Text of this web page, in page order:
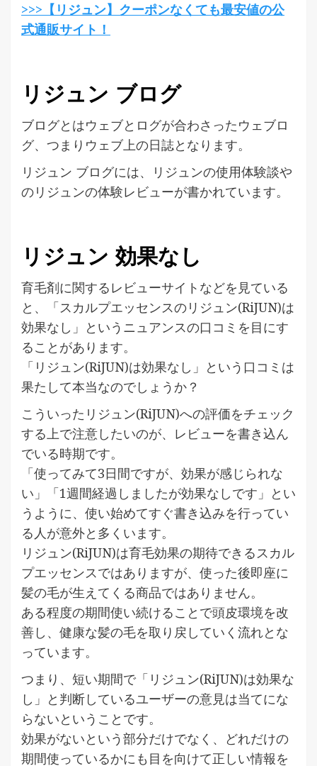
>>>【リジュン】クーポンなくても最安値の公
式通販サイト！
リジュン ブログ
ブログとはウェブとログが合わさったウェブロ
グ、つまりウェブ上の日誌となります。
リジュン ブログには、リジュンの使用体験談や
のリジュンの体験レビューが書かれています。
リジュン 効果なし
育毛剤に関するレビューサイトなどを見ている
と、「スカルプエッセンスのリジュン(RiJUN)は
効果なし」というニュアンスの口コミを目にす
ることがあります。
「リジュン(RiJUN)は効果なし」という口コミは
果たして本当なのでしょうか？
こういったリジュン(RiJUN)への評価をチェック
する上で注意したいのが、レビューを書き込ん
でいる時期です。
「使ってみて3日間ですが、効果が感じられな
い」「1週間経過しましたが効果なしです」とい
うように、使い始めてすぐ書き込みを行ってい
る人が意外と多くいます。
リジュン(RiJUN)は育毛効果の期待できるスカル
プエッセンスではありますが、使った後即座に
髪の毛が生えてくる商品ではありません。
ある程度の期間使い続けることで頭皮環境を改
善し、健康な髪の毛を取り戻していく流れとな
っています。
つまり、短い期間で「リジュン(RiJUN)は効果な
し」と判断しているユーザーの意見は当てにな
らないということです。
効果がないという部分だけでなく、どれだけの
期間使っているかにも目を向けて正しい情報を